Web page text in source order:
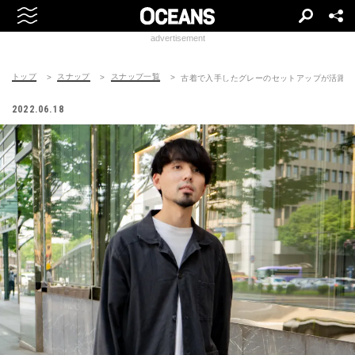
advertisement
トップ スナップ スナップ一覧 古着で入手したグレーのセットアップが活躍
2022.06.18